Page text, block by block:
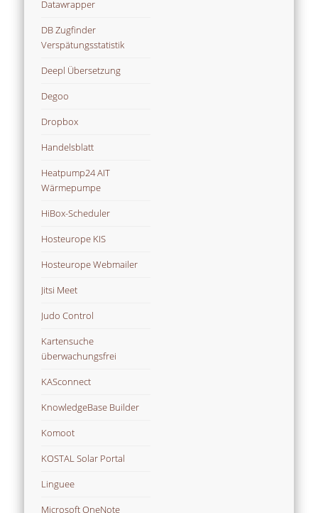
Datawrapper
DB Zugfinder
Verspätungsstatistik
Deepl Übersetzung
Degoo
Dropbox
Handelsblatt
Heatpump24 AIT
Wärmepumpe
HiBox-Scheduler
Hosteurope KIS
Hosteurope Webmailer
Jitsi Meet
Judo Control
Kartensuche
überwachungsfrei
KASconnect
KnowledgeBase Builder
Komoot
KOSTAL Solar Portal
Linguee
Microsoft OneNote